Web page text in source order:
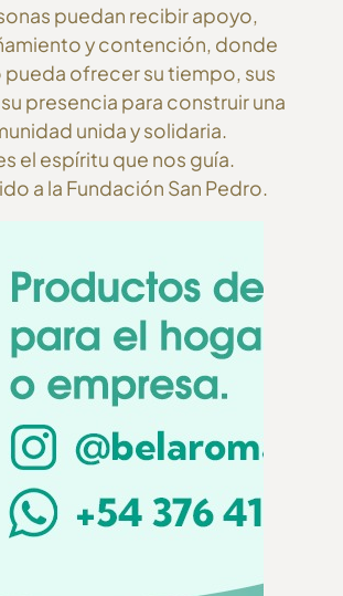
puedan recibir apoyo,
y contención, donde
pueda ofrecer su tiempo, sus
presencia para construir una
unida y solidaria.
el espíritu que nos guía.
a la Fundación San Pedro.